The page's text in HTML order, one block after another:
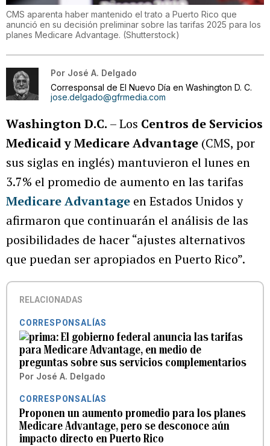
CMS aparenta haber mantenido el trato a Puerto Rico que
anunció en su decisión preliminar sobre las tarifas 2025 para los
planes Medicare Advantage. (Shutterstock)
Por José A. Delgado
Corresponsal de El Nuevo Día en Washington D. C.
jose.delgado@gfrmedia.com
Washington D.C. – Los Centros de Servicios
Medicaid y Medicare Advantage (CMS, por
sus siglas en inglés) mantuvieron el lunes en
3.7% el promedio de aumento en las tarifas
Medicare Advantage en Estados Unidos y
afirmaron que continuarán el análisis de las
posibilidades de hacer “ajustes alternativos
que puedan ser apropiados en Puerto Rico”.
RELACIONADAS
CORRESPONSALÍAS
El gobierno federal anuncia las tarifas
para Medicare Advantage, en medio de
preguntas sobre sus servicios complementarios
Por José A. Delgado
CORRESPONSALÍAS
Proponen un aumento promedio para los planes
Medicare Advantage, pero se desconoce aún
impacto directo en Puerto Rico